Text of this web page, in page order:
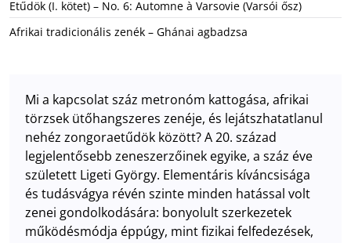
Etűdök (I. kötet) – No. 6: Automne à Varsovie (Varsói ősz)
Afrikai tradicionális zenék – Ghánai agbadzsa
Mi a kapcsolat száz metronóm kattogása, afrikai
törzsek ütőhangszeres zenéje, és lejátszhatatlanul
nehéz zongoraetűdök között? A 20. század
legjelentősebb zeneszerzőinek egyike, a száz éve
született Ligeti György. Elementáris kíváncsisága
és tudásvágya révén szinte minden hatással volt
zenei gondolkodására: bonyolult szerkezetek
működésmódja éppúgy, mint fizikai felfedezések,